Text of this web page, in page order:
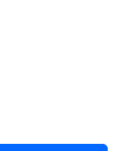
Concordat,
etc...)
Coordination,
…) -